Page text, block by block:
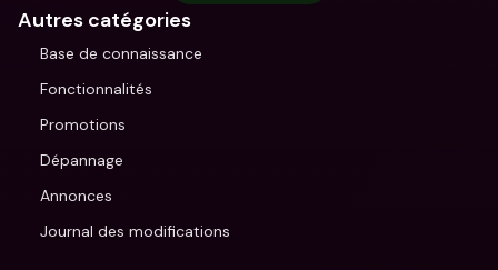
Autres catégories
Base de connaissance
Fonctionnalités
Promotions
Dépannage
Annonces
Journal des modifications